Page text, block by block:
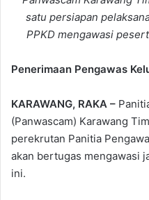
satu persiapan
PPKD mengawasi
Penerimaan Pengawas
KARAWANG, RAKA –
(Panwascam) Karawang
perekrutan Panitia
akan bertugas mengawasi
ini.